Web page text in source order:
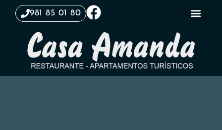
981 85 01 80